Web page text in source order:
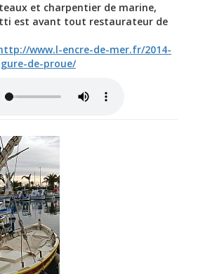
et charpentier de marine,
est avant tout restaurateur de
www.l-encre-de-mer.fr/2014-
de-proue/
pointus-